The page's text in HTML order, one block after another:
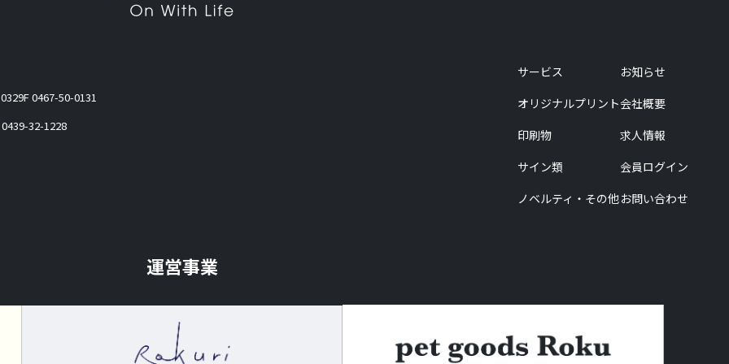
運営事業
F 0467-50-0131
0439-32-1228
サービス
オリジナルプリント
印刷物
サイン類
ノベルティ・その他
お知らせ
会社概要
求人情報
会員ログイン
お問い合わせ